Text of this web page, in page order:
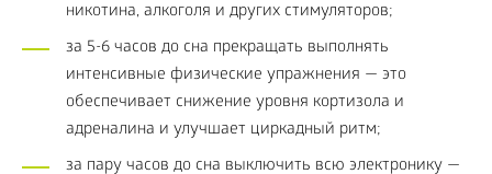
никотина, алкоголя и других стимуляторов;
за 5-6 часов до сна прекращать выполнять
интенсивные физические упражнения — это
обеспечивает снижение уровня кортизола и
адреналина и улучшает циркадный ритм;
за пару часов до сна выключить всю электронику —